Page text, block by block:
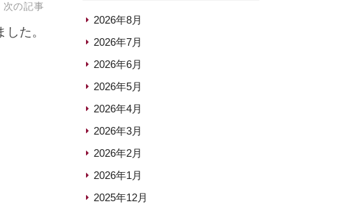
次の記事
た。
2026年8月
2026年7月
2026年6月
2026年5月
2026年4月
2026年3月
2026年2月
2026年1月
2025年12月